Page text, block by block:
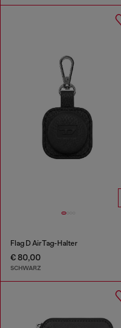
Flag D AirTag-Halter
€ 80,00
SCHWARZ